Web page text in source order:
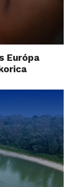
Európa